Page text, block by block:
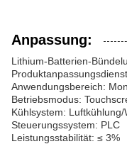
Anpassung:
Lithium-Batterien-
Anwendungsbereich:
Betriebsmodus:
Kühlsystem: Luftkühlung/
Steuerungssystem: PLC
Leistungsstabilität: ≤ 3%